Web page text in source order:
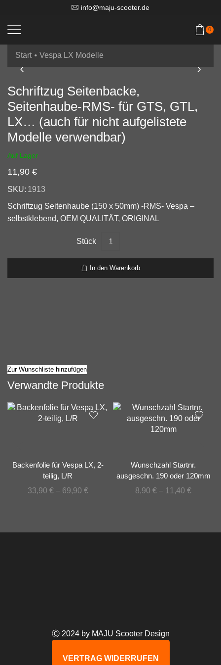
info@maju-scooter.de
0
Start • Vespa LX Modelle
Schriftzug Seitenbacke,
Seitenhaube-RMS- für GTS, GTL,
LX… (auch für nicht aufgelistete
Modelle verwendbar)
Auf Lager
11,90 €
SKU: 1913
Schriftzug Seitenhaube (150 x 50mm) -RMS- Vespa –
selbstklebend, OEM QUALITÄT, ORIGINAL
Schriftzug
Seitenhaube-
RMS-
für
Menge
In den Warenkorb
Zur Wunschliste hinzufügen
Verwandte Produkte
Backenfolie für Vespa LX, 2-
teilig, L/R
33,90 € – 69,90 €
Wunschzahl Startnr.
ausgeschn. 190 oder 120mm
8,90 € – 11,40 €
Ⓒ 2024 by MAJU Scooter Design
VERTRAG WIDERRUFEN